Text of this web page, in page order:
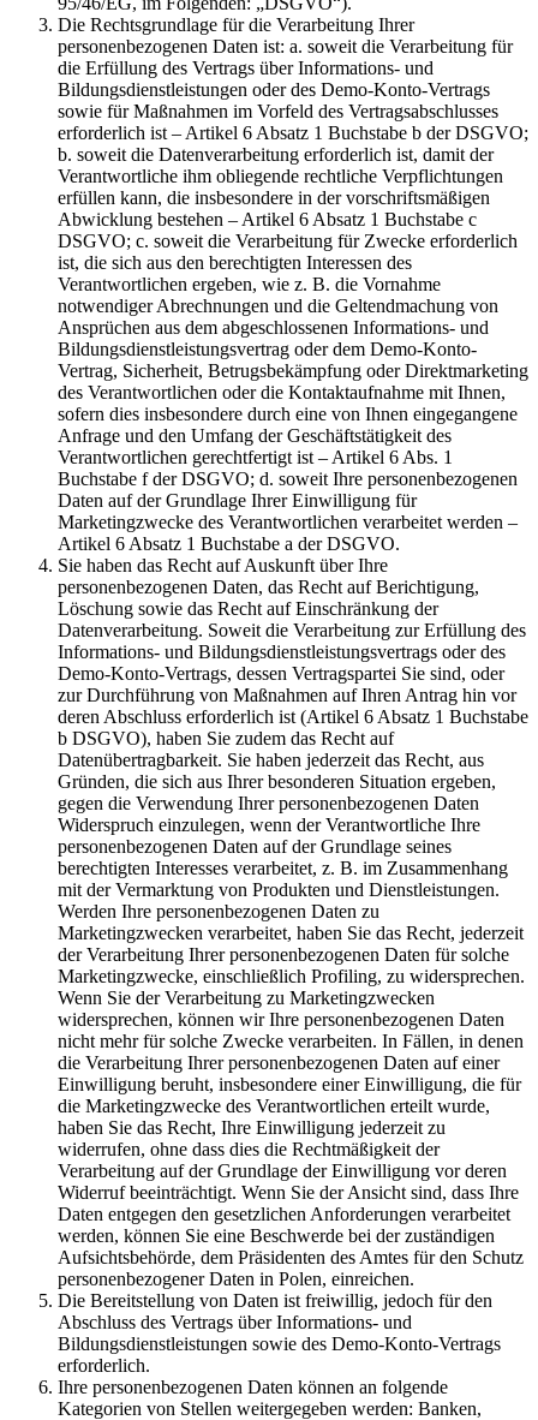
Die Rechtsgrundlage für die Verarbeitung Ihrer
personenbezogenen Daten ist: a. soweit die Verarbeitung für
die Erfüllung des Vertrags über Informations- und
Bildungsdienstleistungen oder des Demo-Konto-Vertrags
sowie für Maßnahmen im Vorfeld des Vertragsabschlusses
erforderlich ist – Artikel 6 Absatz 1 Buchstabe b der DSGVO;
b. soweit die Datenverarbeitung erforderlich ist, damit der
Verantwortliche ihm obliegende rechtliche Verpflichtungen
erfüllen kann, die insbesondere in der vorschriftsmäßigen
Abwicklung bestehen – Artikel 6 Absatz 1 Buchstabe c
DSGVO; c. soweit die Verarbeitung für Zwecke erforderlich
ist, die sich aus den berechtigten Interessen des
Verantwortlichen ergeben, wie z. B. die Vornahme
notwendiger Abrechnungen und die Geltendmachung von
Ansprüchen aus dem abgeschlossenen Informations- und
Bildungsdienstleistungsvertrag oder dem Demo-Konto-
Vertrag, Sicherheit, Betrugsbekämpfung oder Direktmarketing
des Verantwortlichen oder die Kontaktaufnahme mit Ihnen,
sofern dies insbesondere durch eine von Ihnen eingegangene
Anfrage und den Umfang der Geschäftstätigkeit des
Verantwortlichen gerechtfertigt ist – Artikel 6 Abs. 1
Buchstabe f der DSGVO; d. soweit Ihre personenbezogenen
Daten auf der Grundlage Ihrer Einwilligung für
Marketingzwecke des Verantwortlichen verarbeitet werden –
Artikel 6 Absatz 1 Buchstabe a der DSGVO.
Sie haben das Recht auf Auskunft über Ihre
personenbezogenen Daten, das Recht auf Berichtigung,
Löschung sowie das Recht auf Einschränkung der
Datenverarbeitung. Soweit die Verarbeitung zur Erfüllung des
Informations- und Bildungsdienstleistungsvertrags oder des
Demo-Konto-Vertrags, dessen Vertragspartei Sie sind, oder
zur Durchführung von Maßnahmen auf Ihren Antrag hin vor
deren Abschluss erforderlich ist (Artikel 6 Absatz 1 Buchstabe
b DSGVO), haben Sie zudem das Recht auf
Datenübertragbarkeit. Sie haben jederzeit das Recht, aus
Gründen, die sich aus Ihrer besonderen Situation ergeben,
gegen die Verwendung Ihrer personenbezogenen Daten
Widerspruch einzulegen, wenn der Verantwortliche Ihre
personenbezogenen Daten auf der Grundlage seines
berechtigten Interesses verarbeitet, z. B. im Zusammenhang
mit der Vermarktung von Produkten und Dienstleistungen.
Werden Ihre personenbezogenen Daten zu
Marketingzwecken verarbeitet, haben Sie das Recht, jederzeit
der Verarbeitung Ihrer personenbezogenen Daten für solche
Marketingzwecke, einschließlich Profiling, zu widersprechen.
Wenn Sie der Verarbeitung zu Marketingzwecken
widersprechen, können wir Ihre personenbezogenen Daten
nicht mehr für solche Zwecke verarbeiten. In Fällen, in denen
die Verarbeitung Ihrer personenbezogenen Daten auf einer
Einwilligung beruht, insbesondere einer Einwilligung, die für
die Marketingzwecke des Verantwortlichen erteilt wurde,
haben Sie das Recht, Ihre Einwilligung jederzeit zu
widerrufen, ohne dass dies die Rechtmäßigkeit der
Verarbeitung auf der Grundlage der Einwilligung vor deren
Widerruf beeinträchtigt. Wenn Sie der Ansicht sind, dass Ihre
Daten entgegen den gesetzlichen Anforderungen verarbeitet
werden, können Sie eine Beschwerde bei der zuständigen
Aufsichtsbehörde, dem Präsidenten des Amtes für den Schutz
personenbezogener Daten in Polen, einreichen.
Die Bereitstellung von Daten ist freiwillig, jedoch für den
Abschluss des Vertrags über Informations- und
Bildungsdienstleistungen sowie des Demo-Konto-Vertrags
erforderlich.
Ihre personenbezogenen Daten können an folgende
Kategorien von Stellen weitergegeben werden: Banken,